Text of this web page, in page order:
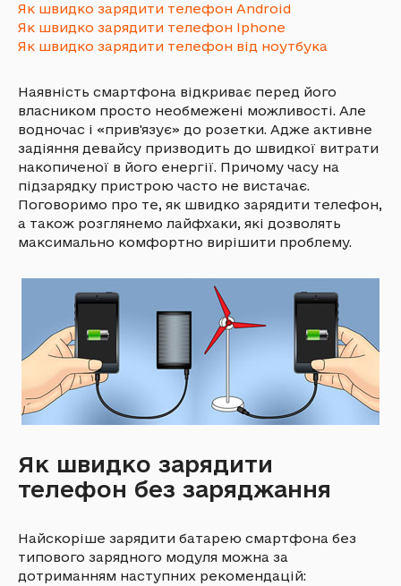
Як швидко зарядити телефон Android
Як швидко зарядити телефон Iphone
Як швидко зарядити телефон від ноутбука
Наявність смартфона відкриває перед його
власником просто необмежені можливості. Але
водночас і «прив'язує» до розетки. Адже активне
задіяння девайсу призводить до швидкої витрати
накопиченої в його енергії. Причому часу на
підзарядку пристрою часто не вистачає.
Поговоримо про те, як швидко зарядити телефон,
а також розглянемо лайфхаки, які дозволять
максимально комфортно вирішити проблему.
Як швидко зарядити
телефон без заряджання
Найскоріше зарядити батарею смартфона без
типового зарядного модуля можна за
дотриманням наступних рекомендацій: